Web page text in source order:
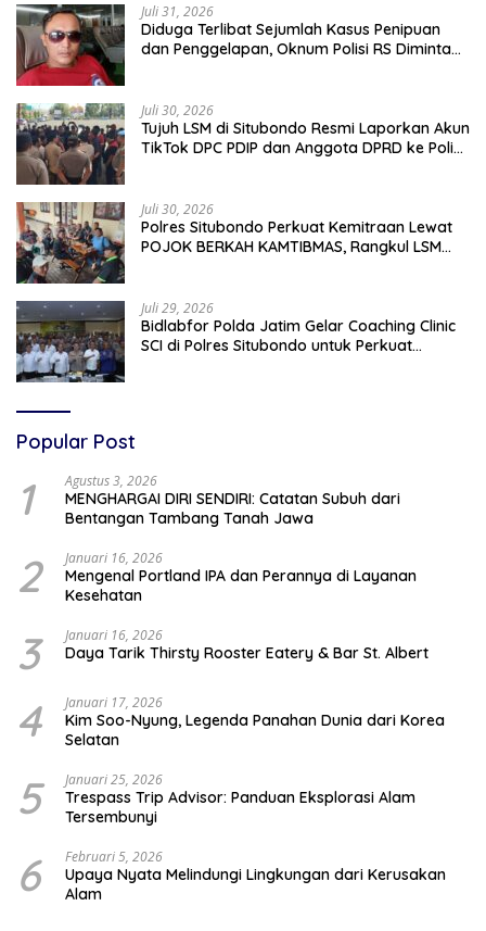
Juli 31, 2026
Diduga Terlibat Sejumlah Kasus Penipuan
dan Penggelapan, Oknum Polisi RS Diminta
Juli 30, 2026
Tujuh LSM di Situbondo Resmi Laporkan Akun
TikTok DPC PDIP dan Anggota DPRD ke Polisi:
Juli 30, 2026
Polres Situbondo Perkuat Kemitraan Lewat
POJOK BERKAH KAMTIBMAS, Rangkul LSM
Juli 29, 2026
Bidlabfor Polda Jatim Gelar Coaching Clinic
SCI di Polres Situbondo untuk Perkuat
Popular Post
1 Agustus 3, 2026
MENGHARGAI DIRI SENDIRI: Catatan Subuh dari
Bentangan Tambang Tanah Jawa
2 Januari 16, 2026
Mengenal Portland IPA dan Perannya di Layanan
Kesehatan
3 Januari 16, 2026
Daya Tarik Thirsty Rooster Eatery & Bar St. Albert
4 Januari 17, 2026
Kim Soo-Nyung, Legenda Panahan Dunia dari Korea
Selatan
5 Januari 25, 2026
Trespass Trip Advisor: Panduan Eksplorasi Alam
Tersembunyi
6 Februari 5, 2026
Upaya Nyata Melindungi Lingkungan dari Kerusakan
Alam